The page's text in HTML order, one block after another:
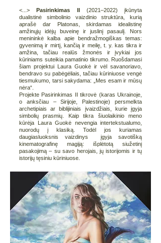
<...> Pasirinkimas II
(2021–2022) įkūnyta
dualistinė simbolinio vaizdinio struktūra, kurią
aprašė dar Platonas, skirdamas idealistinę
amžinųjų idėjų buveinę ir juslinį pasaulį. Nors
menininkė kalba apie bendražmogiškas temas:
gyvenimą ir mirtį, kančią ir meilę, t. y. kas tikra ir
amžina, tačiau realūs žmonės ir įvykiai jos
kūriniams suteikia pamatinio tikrumo. Ruošdamasi
šiam projektui Laura Guokė ir vėl savanoriavo,
bendravo su pabėgėliais, tačiau kūriniuose vengė
tiesmukumo, tarsi sakydama: „Mes esam ir mūsų
nėra“.
Projekte Pasirinkimas II tikrovė (karas Ukrainoje,
o anksčiau – Sirijoje, Palestinoje) persmelkta
archetipiais ar biblijiniais įvaizdžiais, kurie įgyja
simbolių prasmių. Kaip tikra šiuolaikinio meno
kūrėja Laura Guokė nevengia intertekstualumo,
nuorodų į klasiką. Todėl jos kuriamas
daugiasluoksnis vaizdinys įgyja savotišką
kinematografinę magiją: išplėtotą siužetinį
pasakojimą – su savo herojais, jų istorijomis ir tų
istorijų tęsiniu kūriniuose.